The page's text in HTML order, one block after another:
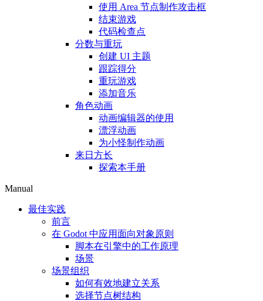
使用 Area 节点制作攻击框
结束游戏
代码检查点
分数与重玩
创建 UI 主题
跟踪得分
重玩游戏
添加音乐
角色动画
动画编辑器的使用
漂浮动画
为小怪制作动画
来日方长
探索本手册
Manual
最佳实践
前言
在 Godot 中应用面向对象原则
脚本在引擎中的工作原理
场景
场景组织
如何有效地建立关系
选择节点树结构